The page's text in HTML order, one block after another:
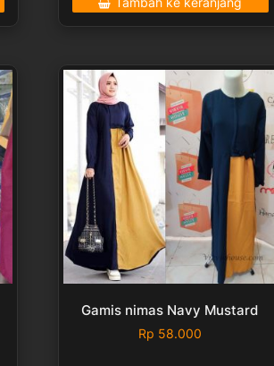
Gamis nimas Navy Mustard
Rp 58.000